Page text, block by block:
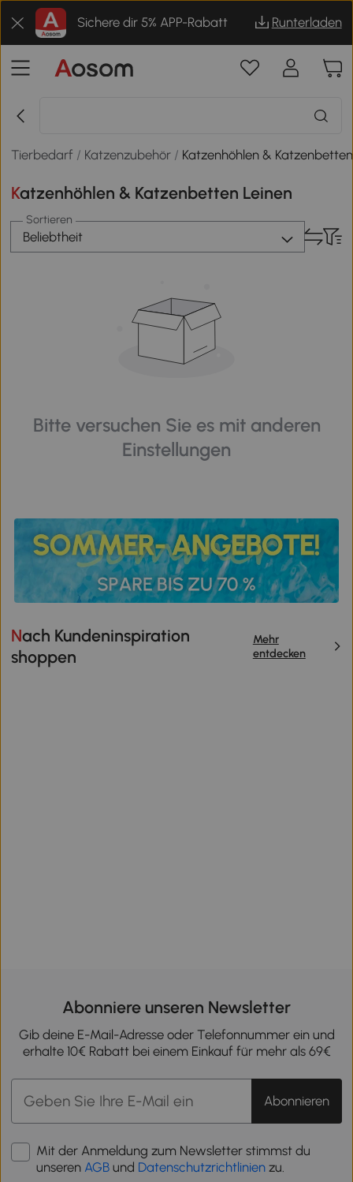
Sichere dir 5% APP-Rabatt Runterladen
Tierbedarf / Katzenzubehör / Katzenhöhlen & Katzenbetten
Katzenhöhlen & Katzenbetten Leinen
Sortieren
Beliebtheit
Bitte versuchen Sie es mit anderen
Einstellungen
Nach Kundeninspiration
shoppen
Mehr
entdecken
Abonniere unseren Newsletter
Gib deine E-Mail-Adresse oder Telefonnummer ein und
erhalte 10€ Rabatt bei einem Einkauf für mehr als 69€
Abonnieren
Mit der Anmeldung zum Newsletter stimmst du
unseren AGB und Datenschutzrichtlinien zu.